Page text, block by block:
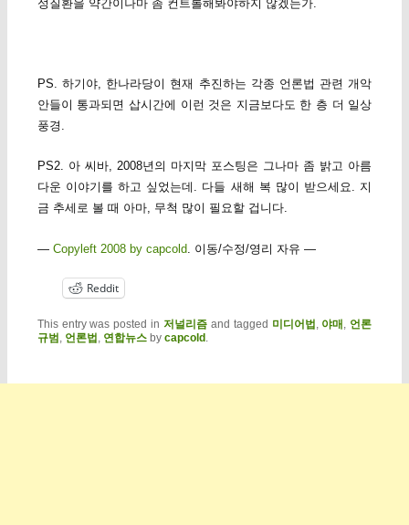
성질환을 약간이나마 좀 컨트롤해봐야하지 않겠는가.
PS. 하기야, 한나라당이 현재 추진하는 각종 언론법 관련 개악
안들이 통과되면 삽시간에 이런 것은 지금보다도 한 층 더 일상
풍경.
PS2. 아 씨바, 2008년의 마지막 포스팅은 그나마 좀 밝고 아름
다운 이야기를 하고 싶었는데. 다들 새해 복 많이 받으세요. 지
금 추세로 볼 때 아마, 무척 많이 필요할 겁니다.
— Copyleft 2008 by capcold. 이동/수정/영리 자유 —
Reddit
This entry was posted in 저널리즘 and tagged 미디어법 야매
언론
규범 언론법 연합뉴스by capcold.